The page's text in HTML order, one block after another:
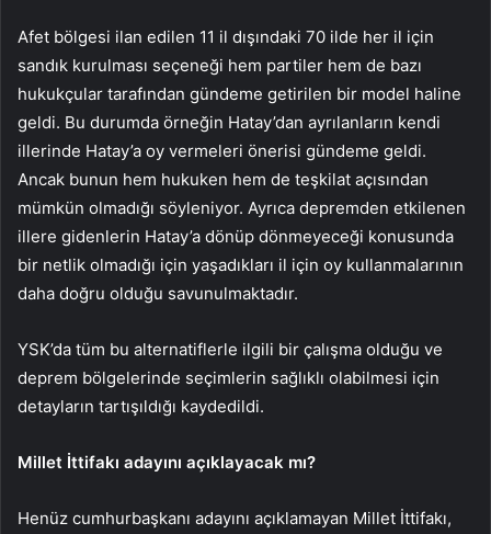
Afet bölgesi ilan edilen 11 il dışındaki 70 ilde her il için
sandık kurulması seçeneği hem partiler hem de bazı
hukukçular tarafından gündeme getirilen bir model haline
geldi. Bu durumda örneğin Hatay’dan ayrılanların kendi
illerinde Hatay’a oy vermeleri önerisi gündeme geldi.
Ancak bunun hem hukuken hem de teşkilat açısından
mümkün olmadığı söyleniyor. Ayrıca depremden etkilenen
illere gidenlerin Hatay’a dönüp dönmeyeceği konusunda
bir netlik olmadığı için yaşadıkları il için oy kullanmalarının
daha doğru olduğu savunulmaktadır.
YSK’da tüm bu alternatiflerle ilgili bir çalışma olduğu ve
deprem bölgelerinde seçimlerin sağlıklı olabilmesi için
detayların tartışıldığı kaydedildi.
Millet İttifakı adayını açıklayacak mı?
Henüz cumhurbaşkanı adayını açıklamayan Millet İttifakı,